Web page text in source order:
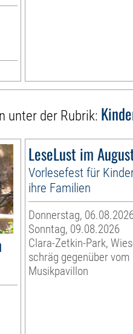
unter der Rubrik:
LeseLust im
Vorlesefest für
ihre Familien
Donnerstag,
Sonntag, 09.08.2026
Clara-Zetkin-Park,
schräg gegenüber vom
Musikpavillon